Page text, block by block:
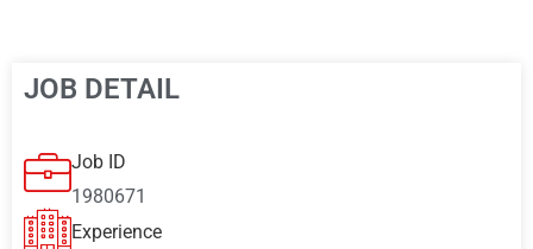
JOB DETAIL
Job ID
1980671
Experience